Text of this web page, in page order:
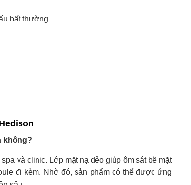
bất thường.
không?
và clinic. Lớp mặt nạ dẻo giúp ôm sát bề mặt
đi kèm. Nhờ đó, sản phẩm có thể được ứng